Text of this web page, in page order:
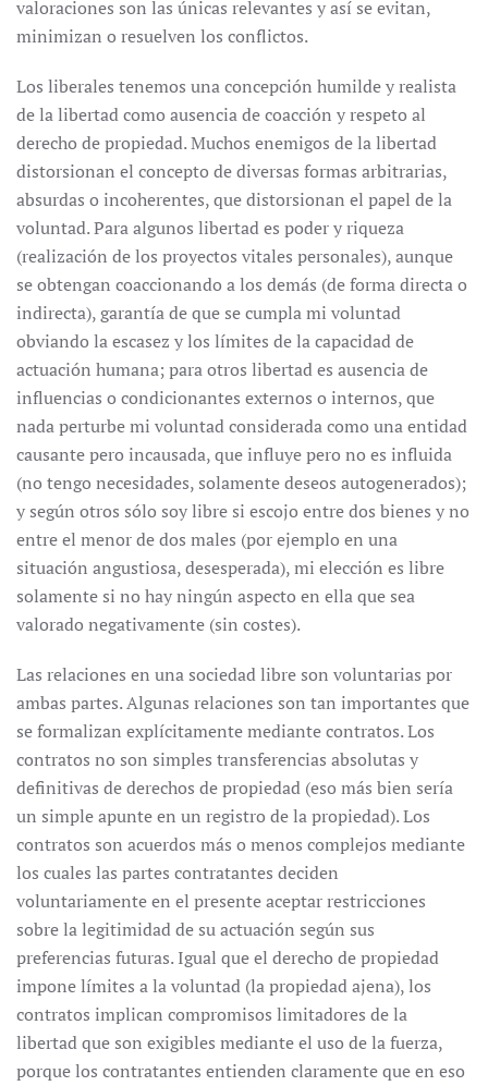
valoraciones son las únicas relevantes y así se evitan,
minimizan o resuelven los conflictos.
Los liberales tenemos una concepción humilde y realista
de la libertad como ausencia de coacción y respeto al
derecho de propiedad. Muchos enemigos de la libertad
distorsionan el concepto de diversas formas arbitrarias,
absurdas o incoherentes, que distorsionan el papel de la
voluntad. Para algunos libertad es poder y riqueza
(realización de los proyectos vitales personales), aunque
se obtengan coaccionando a los demás (de forma directa o
indirecta), garantía de que se cumpla mi voluntad
obviando la escasez y los límites de la capacidad de
actuación humana; para otros libertad es ausencia de
influencias o condicionantes externos o internos, que
nada perturbe mi voluntad considerada como una entidad
causante pero incausada, que influye pero no es influida
(no tengo necesidades, solamente deseos autogenerados);
y según otros sólo soy libre si escojo entre dos bienes y no
entre el menor de dos males (por ejemplo en una
situación angustiosa, desesperada), mi elección es libre
solamente si no hay ningún aspecto en ella que sea
valorado negativamente (sin costes).
Las relaciones en una sociedad libre son voluntarias por
ambas partes. Algunas relaciones son tan importantes que
se formalizan explícitamente mediante contratos. Los
contratos no son simples transferencias absolutas y
definitivas de derechos de propiedad (eso más bien sería
un simple apunte en un registro de la propiedad). Los
contratos son acuerdos más o menos complejos mediante
los cuales las partes contratantes deciden
voluntariamente en el presente aceptar restricciones
sobre la legitimidad de su actuación según sus
preferencias futuras. Igual que el derecho de propiedad
impone límites a la voluntad (la propiedad ajena), los
contratos implican compromisos limitadores de la
libertad que son exigibles mediante el uso de la fuerza,
porque los contratantes entienden claramente que en eso